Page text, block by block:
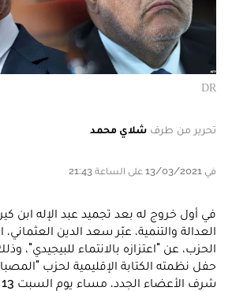
DR
تحرير من طرف شلاي محمد
في 13/03/2021 على الساعة 21:43
في أول خروج له بعد تجميد عبد الإله ابن
العدالة والتنمية، عبّر سعد الدين العثماني،
الحزب، عن "اعتزازه بالانتماء للبيجيدي"،
حفل نظمته الكتابة الإقليمية لحزب
شرف الأعضاء الجدد، مساء يوم السبت 13 مارس 2021.